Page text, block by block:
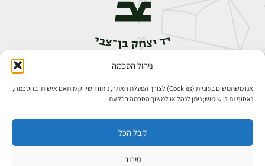
ניהול הסכמה
אנו משתמשים בעוגיות (Cookies) לצורך הפעלת האתר, ניתוח ושיווק מותאם אישית. בהסכמה,
נאסוף נתוני שימוש; ניתן לנהל או למשוך הסכמה בכל עת.
קבל הכל
סירוב
אבן גבירול 14, רחביה, ירושלים